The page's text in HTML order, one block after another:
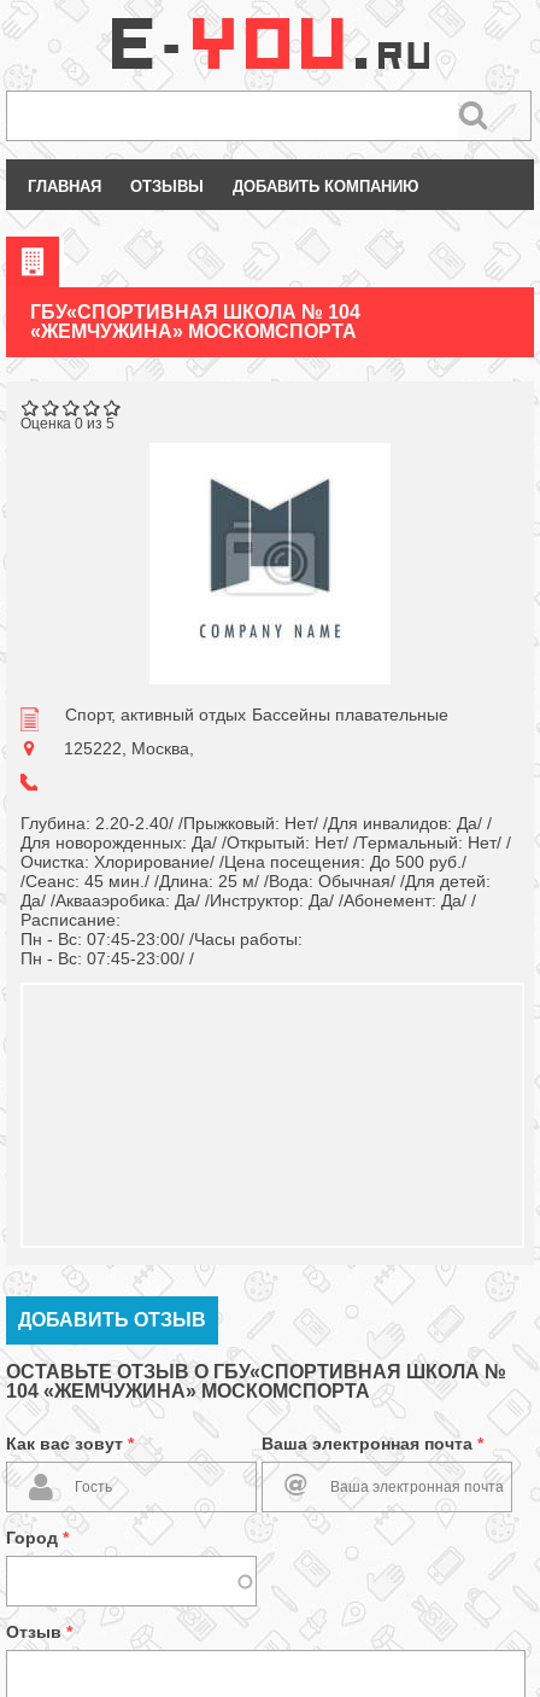
ГЛАВНАЯ ОТЗЫВЫ ДОБАВИТЬ КОМПАНИЮ
ГБУ«СПОРТИВНАЯ ШКОЛА № 104
«ЖЕМЧУЖИНА» МОСКОМСПОРТА
Оценка 0 из 5
Спорт, активный отдых Бассейны плавательные
125222, Москва,
Глубина: 2.20-2.40/ /Прыжковый: Нет/ /Для инвалидов: Да/ /
Для новорожденных: Да/ /Открытый: Нет/ /Термальный: Нет/ /
Очистка: Хлорирование/ /Цена посещения: До 500 руб./
/Cеанс: 45 мин./ /Длина: 25 м/ /Вода: Обычная/ /Для детей:
Да/ /Аквааэробика: Да/ /Инструктор: Да/ /Абонемент: Да/ /
Расписание:
Пн - Вс: 07:45-23:00/ /Часы работы:
Пн - Вс: 07:45-23:00/ /
ДОБАВИТЬ ОТЗЫВ
ОСТАВЬТЕ ОТЗЫВ О ГБУ«СПОРТИВНАЯ ШКОЛА №
104 «ЖЕМЧУЖИНА» МОСКОМСПОРТА
Как вас зовут * Ваша электронная почта *
Город *
Отзыв*